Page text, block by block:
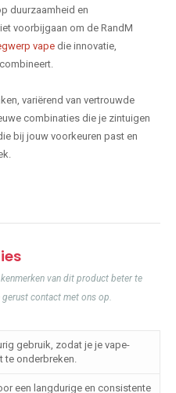
duurzaamheid en
voorbijgaan om de RandM
vape die innovatie,
variërend van vertrouwde
combinaties die je zintuigen
bij jouw voorkeuren past en
van dit product beter te
contact met ons op.
gebruik, zodat je je vape-
te onderbreken.
een langdurige en consistente